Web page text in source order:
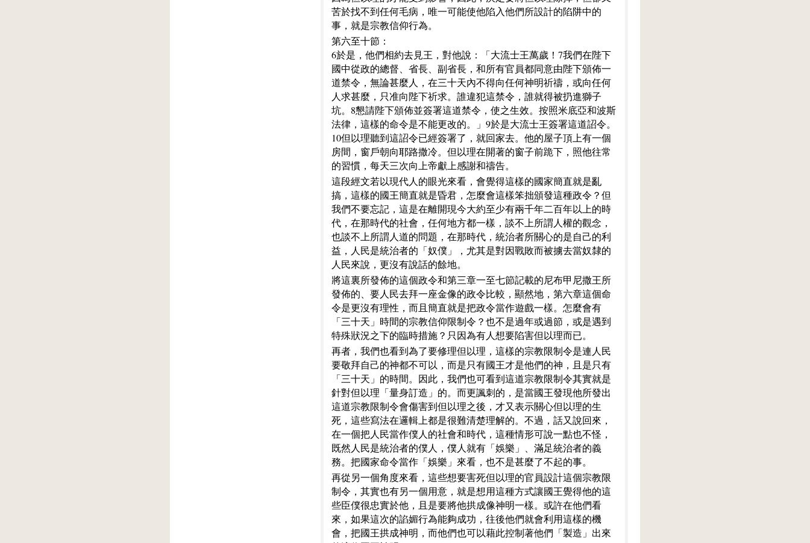
苦於找不到任何毛病，唯一可能使他陷入他們所設計的陷阱中的
事，就是宗教信仰行為。
第六至十節：
6於是，他們相約去見王，對他說：「大流士王萬歲！7我們在陛下
國中從政的總督、省長、副省長，和所有官員都同意由陛下頒佈一
道禁令，無論甚麼人，在三十天內不得向任何神明祈禱，或向任何
人求甚麼，只准向陛下祈求。誰違犯這禁令，誰就得被扔進獅子
坑。8懇請陛下頒佈並簽署這道禁令，使之生效。按照米底亞和波斯
法律，這樣的命令是不能更改的。」9於是大流士王簽署這道詔令。
10但以理聽到這詔令已經簽署了，就回家去。他的屋子頂上有一個
房間，窗戶朝向耶路撒冷。但以理在開著的窗子前跪下，照他往常
的習慣，每天三次向上帝獻上感謝和禱告。
這段經文若以現代人的眼光來看，會覺得這樣的國家簡直就是亂
搞，這樣的國王簡直就是昏君，怎麼會這樣笨拙頒發這種政令？但
我們不要忘記，這是在離開現今大約至少有兩千年二百年以上的時
代，在那時代的社會，任何地方都一樣，談不上所謂人權的觀念，
也談不上所謂人道的問題，在那時代，統治者所關心的是自己的利
益，人民是統治者的「奴僕」，尤其是對因戰敗而被擄去當奴隸的
人民來說，更沒有說話的餘地。
將這裏所發佈的這個政令和第三章一至七節記載的尼布甲尼撒王所
發佈的、要人民去拜一座金像的政令比較，顯然地，第六章這個命
令是更沒有理性，而且簡直就是把政令當作遊戲一樣。怎麼會有
「三十天」時間的宗教信仰限制令？也不是過年或過節，或是遇到
特殊狀況之下的臨時措施？只因為有人想要陷害但以理而已。
再者，我們也看到為了要修理但以理，這樣的宗教限制令是連人民
要敬拜自己的神都不可以，而是只有國王才是他們的神，且是只有
「三十天」的時間。因此，我們也可看到這道宗教限制令其實就是
針對但以理「量身訂造」的。而更諷刺的，是當國王發現他所發出
這道宗教限制令會傷害到但以理之後，才又表示關心但以理的生
死，這些寫法在邏輯上都是很難清楚理解的。不過，話又說回來，
在一個把人民當作僕人的社會和時代，這種情形可說一點也不怪，
既然人民是統治者的僕人，僕人就有「娛樂」、滿足統治者的義
務。把國家命令當作「娛樂」來看，也不是甚麼了不起的事。
再從另一個角度來看，這些想要害死但以理的官員設計這個宗教限
制令，其實也有另一個用意，就是想用這種方式讓國王覺得他的這
些臣僕很忠實於他，且是要將他拱成像神明一樣。或許在他們看
來，如果這次的諂媚行為能夠成功，往後他們就會利用這樣的機
會，把國王拱成神明，而他們也可以藉此控制著他們「製造」出來